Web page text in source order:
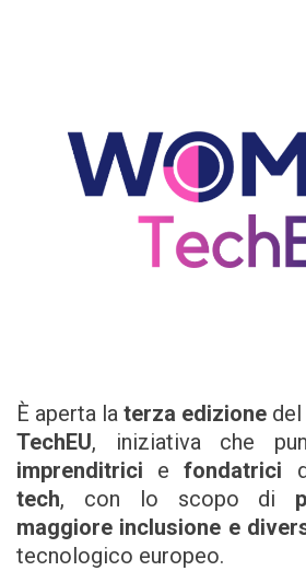
È aperta la terza edizione
TechEU, iniziativa che
imprenditrici efondatrici
tech, con lo scopo di
maggiore inclusione e
tecnologico europeo.